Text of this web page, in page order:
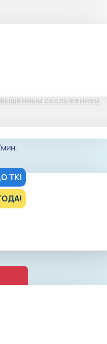
АИРС
скольжением
ТК!